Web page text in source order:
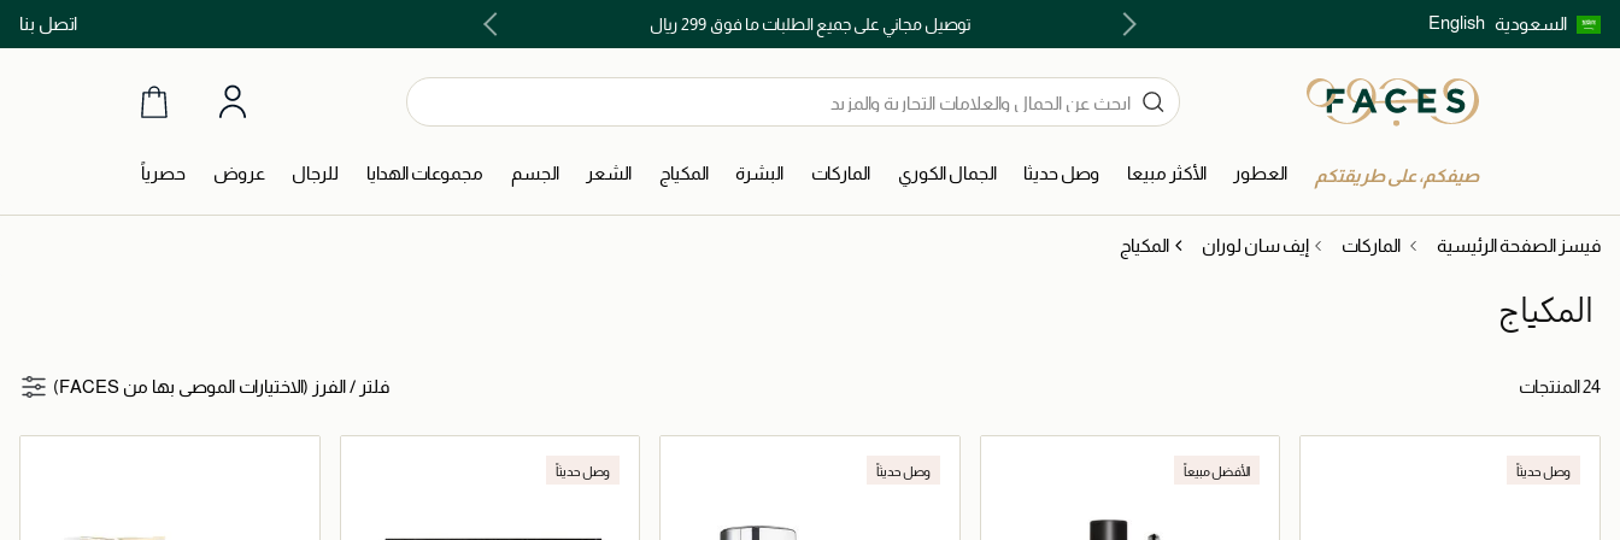
السعودية English اتصل بنااشتري الآن و ادفع لاحقاً مع تابي و تمارا! توصيل مجاني على جميع الطلبات ما فوق 299 ريال اكتشفوا خدمات الجمال المختارة بعناية
صيفكم، على طريقتكم العطور الأكثر مبيعا وصل حديثا الجمال الكوري الماركات البشرة المكياج الشعر الجسم مجموعات الهدايا للرجال عروض حصرياً
فيسز الصفحة الرئيسية الماركات إيف سان لوران المكياج
المكياج
24 المنتجات فلتر /الفرز (الاختيارات الموصى بها من FACES)
وصل حديثاً الأفضل مبيعاً وصل حديثاً وصل حديثاً